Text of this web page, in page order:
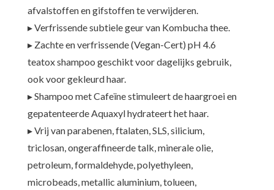
afvalstoffen en gifstoffen te verwijderen.
▸ Verfrissende subtiele geur van Kombucha thee.
▸ Zachte en verfrissende (Vegan-Cert) pH 4.6
teatox shampoo geschikt voor dagelijks gebruik,
ook voor gekleurd haar.
▸ Shampoo met Cafeïne stimuleert de haargroei en
gepatenteerde Aquaxyl hydrateert het haar.
▸ Vrij van parabenen, ftalaten, SLS, silicium,
triclosan, ongeraffineerde talk, minerale olie,
petroleum, formaldehyde, polyethyleen,
microbeads, metallic aluminium, tolueen,